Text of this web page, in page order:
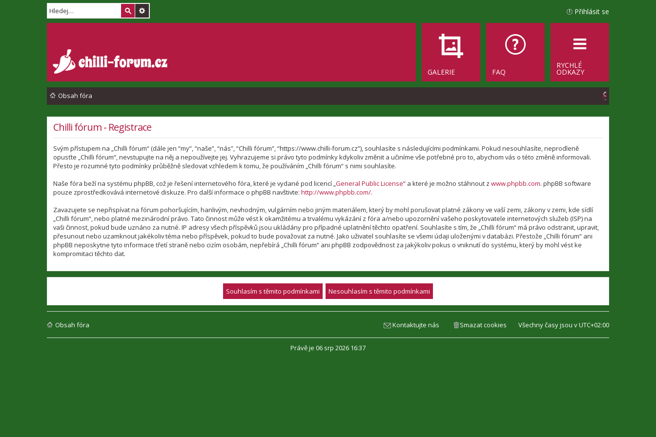
Přihlásit se
RYCHLÉ
ODKAZY
FAQ
GALERIE
Obsah fóra
H
Chilli fórum - Registrace
Svým přístupem na „Chilli fórum“ (dále jen “my”, “naše”, “nás”, “Chilli fórum”, “https://www.chilli-forum.cz”), souhlasíte s následujícími podmínkami. Pokud nesouhlasíte, neprodleně
opusťte „Chilli fórum“, nevstupujte na něj a nepoužívejte jej. Vyhrazujeme si právo tyto podmínky kdykoliv změnit a učiníme vše potřebné pro to, abychom vás o této změně informovali.
Přesto je rozumné tyto podmínky průběžně sledovat vzhledem k tomu, že používáním „Chilli fórum“ s nimi souhlasíte.
Naše fóra beží na systému phpBB, což je řešení internetového fóra, které je vydané pod licencí „General Public License“ a které je možno stáhnout z www.phpbb.com. phpBB software
pouze zprostředkovává internetové diskuze. Pro další informace o phpBB navštivte: http://www.phpbb.com/.
Zavazujete se nepřispívat na fórum pohoršujícím, hanlivým, nevhodným, vulgárním nebo jiným materiálem, který by mohl porušovat platné zákony ve vaší zemi, zákony v zemi, kde sídlí
„Chilli fórum“, nebo platné mezinárodní právo. Tato činnost může vést k okamžitému a trvalému vykázání z fóra a/nebo upozornění vašeho poskytovatele internetových služeb (ISP) na
vaši činnost, pokud bude uznáno za nutné. IP adresy všech příspěvků jsou ukládány pro případné uplatnění těchto opatření. Souhlasíte s tím, že „Chilli fórum“ má právo odstranit, upravit,
přesunout nebo uzamknout jakékoliv téma nebo příspěvek, pokud to bude považovat za nutné. Jako uživatel souhlasíte se všemi údaji uloženými v databázi. Přestože „Chilli fórum“ ani
phpBB neposkytne tyto informace třetí straně nebo cizím osobám, nepřebírá „Chilli fórum“ ani phpBB zodpovědnost za jakýkoliv pokus o vniknutí do systému, který by mohl vést ke
kompromitaci těchto dat.
Obsah fóra Všechny časy jsou vUTC+02:00
Smazat cookies
Kontaktujte nás
Právě je 06 srp 2026 16:37